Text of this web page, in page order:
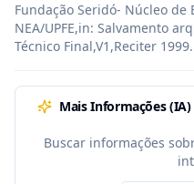
Fundação Seridó- Núcleo de
NEA/UPFE,in: Salvamento
Técnico Final,V1,Reciter 1999.
Mais Informações (IA)
Buscar informações